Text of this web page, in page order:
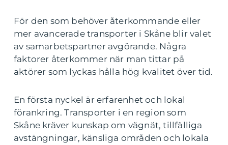
För den som behöver återkommande eller
mer avancerade transporter i Skåne blir valet
av samarbetspartner avgörande. Några
faktorer återkommer när man tittar på
aktörer som lyckas hålla hög kvalitet över tid.
En första nyckel är erfarenhet och lokal
förankring. Transporter i en region som
Skåne kräver kunskap om vägnät, tillfälliga
avstängningar, känsliga områden och lokala